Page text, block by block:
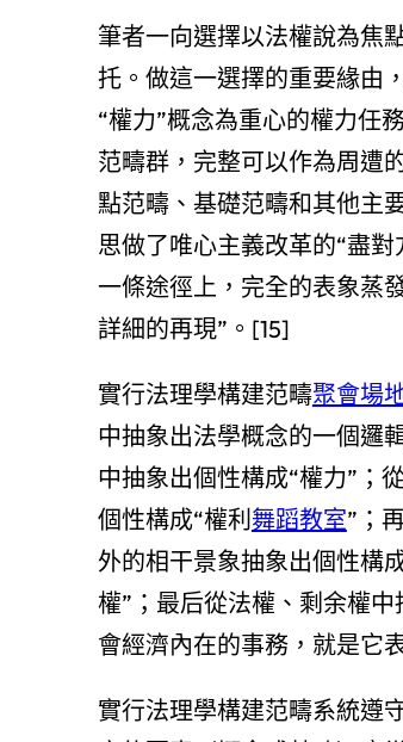
筆者一向選擇以法權說為焦
托。做這一選擇的重要緣由
“權力”概念為重心的權力任
范疇群，完整可以作為周遭
點范疇、基礎范疇和其他主
思做了唯心主義改革的“盡
一條途徑上，完全的表象蒸
詳細的再現”。[15]
實行法理學構建范疇聚會場
中抽象出法學概念的一個邏
中抽象出個性構成“權力”；
個性構成“權利 舞蹈教室”；
外的相干景象抽象出個性構
權”；最后從法權、剩余權
會經濟內在的事務，就是它
實行法理學構建范疇系統遵